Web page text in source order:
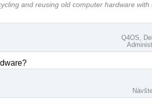
and reusing old computer hardware with
Q4OS,